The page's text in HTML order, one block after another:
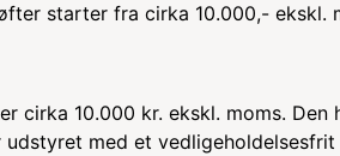
starter fra cirka 10.000,- ekskl.
cirka 10.000 kr. ekskl. moms.
med et